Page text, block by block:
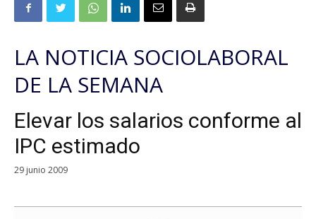
LA NOTICIA SOCIOLABORAL
DE LA SEMANA
Elevar los salarios conforme al
IPC estimado
29 junio 2009